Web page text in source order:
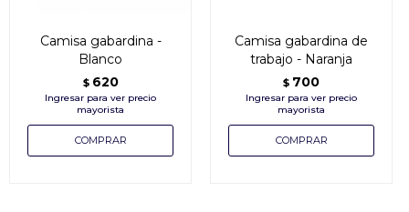
Camisa gabardina -
Blanco
$ 620
Camisa gabardina de
trabajo - Naranja
$ 700